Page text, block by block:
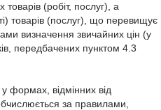
(робіт, послуг), а
товарів (послуг), що перевищує
визначення звичайних цін (у
передбачених пунктом 4.3
формах, відмінних від
за правилами,